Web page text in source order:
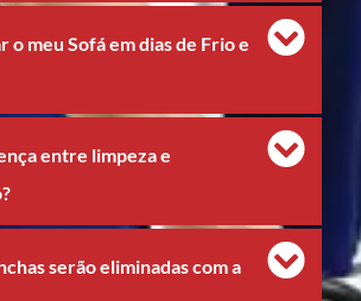
o meu Sofá em dias de Frio e
entre limpeza e
serão eliminadas com a